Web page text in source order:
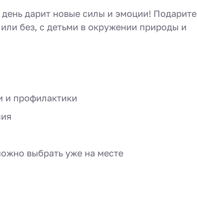
дарит новые силы и эмоции! Подарите
без, с детьми в окружении природы и
и профилактики
выбрать уже на месте